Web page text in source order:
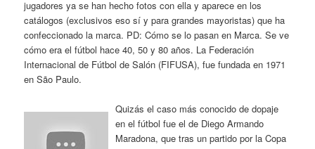
jugadores ya se han hecho fotos con ella y aparece en los
catálogos (exclusivos eso sí y para grandes mayoristas) que ha
confeccionado la marca. PD: Cómo se lo pasan en Marca. Se ve
cómo era el fútbol hace 40, 50 y 80 años. La Federación
Internacional de Fútbol de Salón (FIFUSA), fue fundada en 1971
en São Paulo.
Quizás el caso más conocido de dopaje
en el fútbol fue el de Diego Armando
Maradona, que tras un partido por la Copa